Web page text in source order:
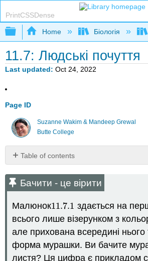
PrintCSSDense
Expand/collapse global
Home Біологія
11.7: Людські почуття
Last updated Oct 24, 2022
Page ID
Suzanne Wakim & Mandeep Grewal
Butte College
Table of contents
-
це
Особливі
та
загальні
почуття
Сенсорні
Бачити - це вірити
Малюнок11.7.1
11.7.1 здається на
всього лише візерунком з
але прихована всередині нього
форма мурашки. Ви бачите
листя? Ця цифра є прикладом